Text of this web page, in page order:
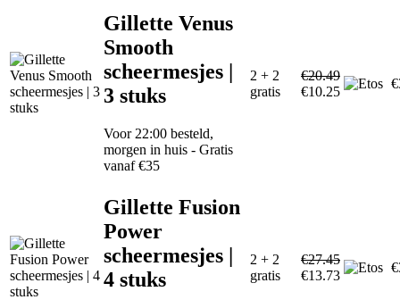
Gillette Venus
Smooth
scheermesjes |
3 stuks
Voor 22:00 besteld,
morgen in huis - Gratis
vanaf €35
2 + 2
gratis
€20.49
€10.25
Gillette Fusion
Power
scheermesjes |
4 stuks
2 + 2
gratis
€27.45
€13.73